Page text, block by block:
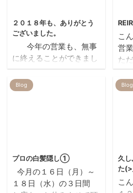
２０１８年も、ありがとう
ございました。
今年の営業も、無事
に終えることができまし
た 今年も一年 ありがと
うございました！ 皆様
よいお年をお迎えくださ
たベーグル、身体にしみ
わたるほど美味しかった
です（笑） U様 ごちそ
うさまでした！！
こ
営
た
っ
今
お
た
頂
タ
Blog
プロの白髪隠し①
今月の１６日（月）～
１８日（水）の３日間
Blog
久し
た
こ